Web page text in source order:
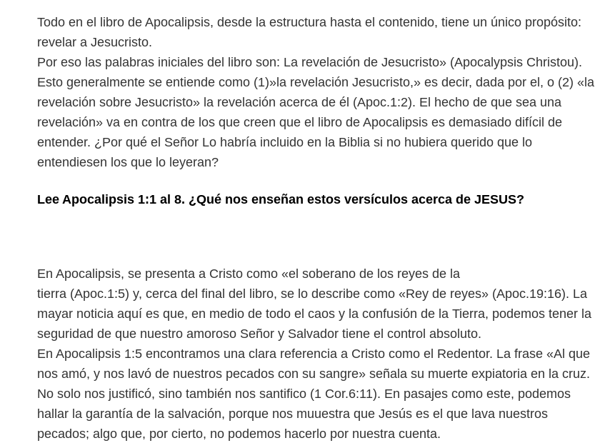
Todo en el libro de Apocalipsis, desde la estructura hasta el contenido, tiene un único propósito:
revelar a Jesucristo.
Por eso las palabras iniciales del libro son: La revelación de Jesucristo» (Apocalypsis Christou).
Esto generalmente se entiende como (1)»la revelación Jesucristo,» es decir, dada por el, o (2) «la
revelación sobre Jesucristo» la revelación acerca de él (Apoc.1:2). El hecho de que sea una
revelación» va en contra de los que creen que el libro de Apocalipsis es demasiado difícil de
entender. ¿Por qué el Señor Lo habría incluido en la Biblia si no hubiera querido que lo
entendiesen los que lo leyeran?
Lee Apocalipsis 1:1 al 8. ¿Qué nos enseñan estos versículos acerca de JESUS?
En Apocalipsis, se presenta a Cristo como «el soberano de los reyes de la
tierra (Apoc.1:5) y, cerca del final del libro, se lo describe como «Rey de reyes» (Apoc.19:16). La
mayar noticia aquí es que, en medio de todo el caos y la confusión de la Tierra, podemos tener la
seguridad de que nuestro amoroso Señor y Salvador tiene el control absoluto.
En Apocalipsis 1:5 encontramos una clara referencia a Cristo como el Redentor. La frase «Al que
nos amó, y nos lavó de nuestros pecados con su sangre» señala su muerte expiatoria en la cruz.
No solo nos justificó, sino también nos santifico (1 Cor.6:11). En pasajes como este, podemos
hallar la garantía de la salvación, porque nos muuestra que Jesús es el que lava nuestros
pecados; algo que, por cierto, no podemos hacerlo por nuestra cuenta.